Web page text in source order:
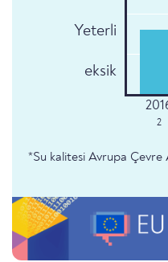
Yeterli
eksik
2
*Su kalitesi Avrupa Çevre